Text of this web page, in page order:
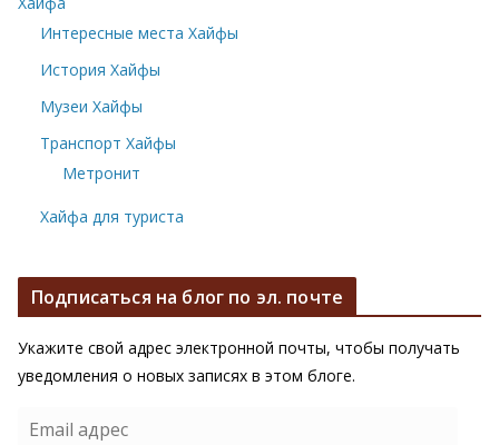
Интересные места Хайфы
История Хайфы
Музеи Хайфы
Транспорт Хайфы
Метронит
Хайфа для туриста
Подписаться на блог по эл. почте
Укажите свой адрес электронной почты, чтобы получать
уведомления о новых записях в этом блоге.